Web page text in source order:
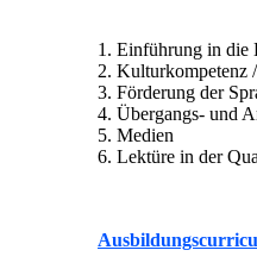
1. Einführung in die
2. Kulturkompetenz
3. Förderung der
4. Übergangs- und
5. Medien
6. Lektüre in der